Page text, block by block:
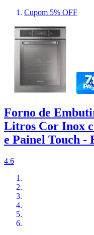
Cupom 5% OFF
Forno de
Litros Cor Inox
e Painel Touch -
4.6